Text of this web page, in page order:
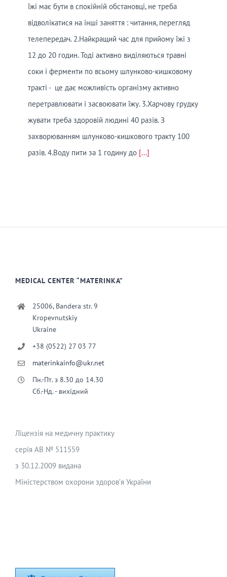
їжі має бути в спокійній обстановці, не треба
відволікатися на інші заняття : читання, перегляд
телепередач. 2.Найкращий час для прийому їжі з
12 до 20 годин. Тоді активно виділяються травні
соки і ферменти по всьому шлунково-кишковому
тракті - це дає можливість організму активно
перетравлювати і засвоювати їжу. 3.Харчову грудку
жувати треба здоровій людині 40 разів. З
захворюванням шлунково-кишкового тракту 100
разів. 4.Воду пити за 1 годину до [...]
MEDICAL CENTER “MATERINKA”
25006, Bandera str. 9
Kropevnutskiy
Ukraine
+38 (0522) 27 03 77
materinkainfo@ukr.net
Пн.-Пт. з 8.30 до 14.30
Сб.-Нд. - вихідний
Ліцензія на медичну практику
серія АВ № 511559
з 30.12.2009 видана
Міністерством охорони здоров’я України